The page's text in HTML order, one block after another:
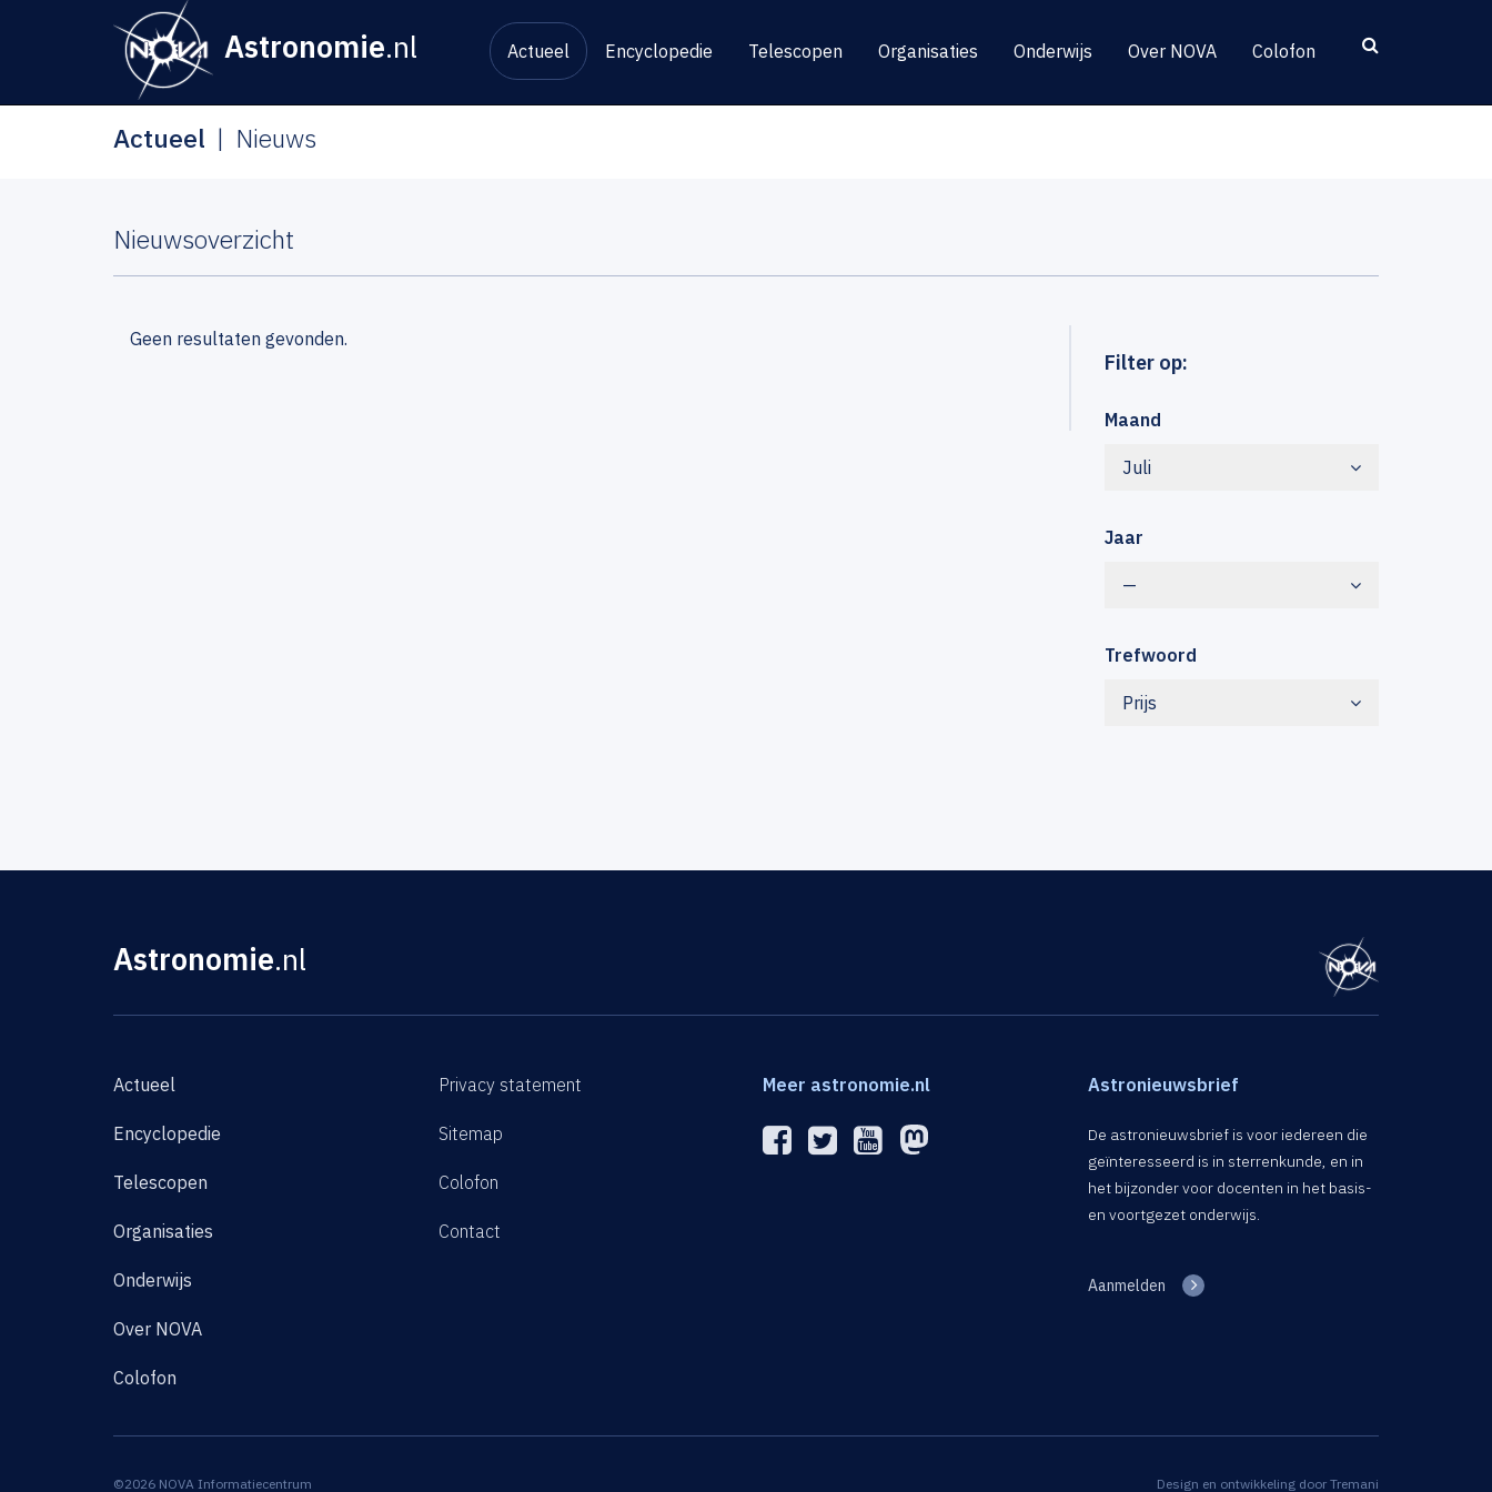
Astronomie.nl Actueel Encyclopedie Telescopen Organisaties Onderwijs Over NOVA Colofon
Actueel Nieuws
Nieuwsoverzicht
Filter op:
Maand
Juli
Jaar
—
Trefwoord
Prijs
Geen resultaten gevonden.
Astronomie.nl
Actueel
Encyclopedie
Telescopen
Organisaties
Onderwijs
Over NOVA
Colofon
Privacy statement
Sitemap
Colofon
Contact
Meer astronomie.nl Astronieuwsbrief
De astronieuwsbrief is voor iedereen die
geïnteresseerd is in sterrenkunde, en in
het bijzonder voor docenten in het basis-
en voortgezet onderwijs.
Aanmelden
©2026 NOVA Informatiecentrum Design en ontwikkeling door Tremani